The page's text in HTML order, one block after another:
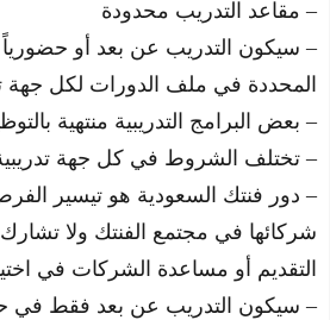
– مقاعد التدريب محدودة
– سيكون التدريب عن بعد أو
المحددة في ملف الدورات لكل جهة
– بعض البرامج التدريبية منتهية
– تختلف الشروط في كل جهة
– دور فنتك السعودية هو تيسير
شركائها في مجتمع الفنتك ولا
التقديم أو مساعدة الشركات في
– سيكون التدريب عن بعد فقط في